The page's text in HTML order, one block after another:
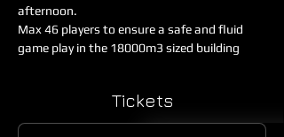
afternoon.
Max 46 players to ensure a safe and fluid
game play in the 18000m3 sized building
Tickets